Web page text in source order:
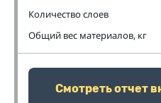
Количество слоев
Общий вес материалов, кг
Смотреть отчет